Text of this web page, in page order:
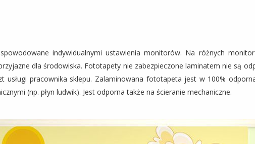
indywidualnymi ustawienia monitorów. Na różnych
dla środowiska. Fototapety nie zabezpieczone laminatem nie są
pracownika sklepu. Zalaminowana fototapeta jest w 100%
(np. płyn ludwik). Jest odporna także na ścieranie mechaniczne.